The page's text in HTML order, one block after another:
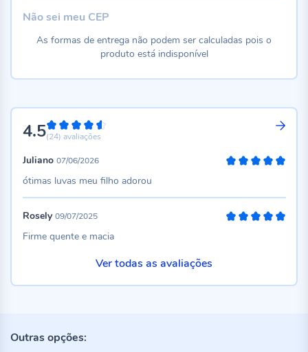
4.590%
(24) avaliações
Juliano 07/06/2026
ótimas luvas meu filho adorou
Rosely 09/07/2025
Firme quente e macia
Ver todas as avaliações
Não sei meu CEP
As formas de entrega não podem ser calculadas pois o
produto está indisponível
Outras opções: